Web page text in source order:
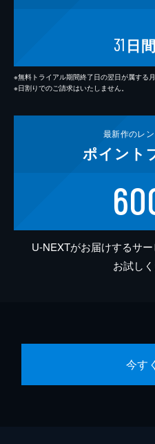
31 日間
※無料トライアル期間終了日の翌日が属する
※日割りでのご請求はいたしません。
最新作のレ
ポイント
U-NEXTがお届けするサ
お試しく
今す